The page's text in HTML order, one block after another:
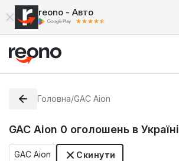
reono - Авто
Головна/GAC Aion
GAC Aion 0 оголошень в Україні
GAC Aion Скинути